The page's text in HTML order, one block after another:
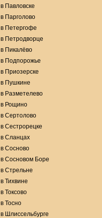
в Павловске
в Парголово
в Петергофе
в Петродворце
в Пикалёво
в Подпорожье
в Приозерске
в Пушкине
в Разметелево
в Рощино
в Сертолово
в Сестрорецке
в Сланцах
в Сосново
в Сосновом Боре
в Стрельне
в Тихвине
в Токсово
в Тосно
в Шлиссельбурге